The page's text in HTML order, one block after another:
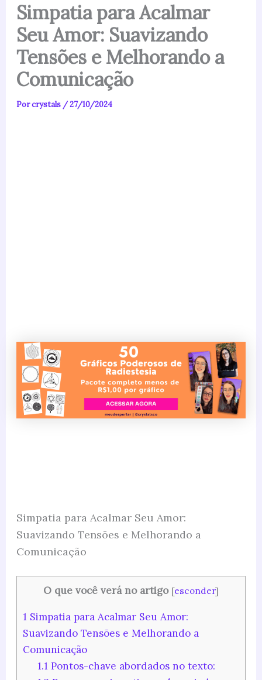
Simpatia para Acalmar
Seu Amor: Suavizando
Tensões e Melhorando a
Comunicação
Porcrystals /27/10/2024
Simpatia para Acalmar Seu Amor:
Suavizando Tensões e Melhorando a
Comunicação
O que você verá no artigo [esconder]
1Simpatia para Acalmar Seu Amor:
Suavizando Tensões e Melhorando a
Comunicação
1.1 Pontos-chave abordados no texto: